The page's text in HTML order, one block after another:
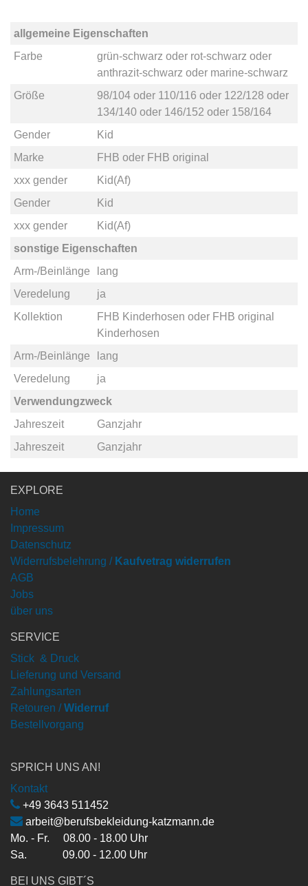
allgemeine Eigenschaften
Farbe
grün-schwarz oder rot-schwarz oder
anthrazit-schwarz oder marine-schwarz
Größe
98/104oder 110/116 oder 122/128 oder
134/140oder 146/152 oder 158/164
Gender
Kid
Marke
FHB oder FHB original
xxx gender
Kid(Af)
Gender
Kid
xxx gender
Kid(Af)
sonstige Eigenschaften
Arm-/Beinlänge
lang
Veredelung
ja
Kollektion
FHB Kinderhosen oder FHB original
Kinderhosen
Arm-/Beinlänge
lang
Veredelung
ja
Verwendungzweck
Jahreszeit
Ganzjahr
Jahreszeit
Ganzjahr
EXPLORE
Home
Impressum
Datenschutz
Widerrufsbelehrung / Kaufvetrag widerrufen
AGB
Jobs
über uns
SERVICE
Stick & Druck
Lieferung und Versand
Zahlungsarten
Retouren / Widerruf
Bestellvorgang
SPRICH UNS AN!
Kontakt
+49 3643 511452
arbeit@berufsbekleidung-katzmann.de
Mo. - Fr. 08.00 - 18.00 Uhr
Sa. 09.00 - 12.00 Uhr
BEI UNS GIBT´S